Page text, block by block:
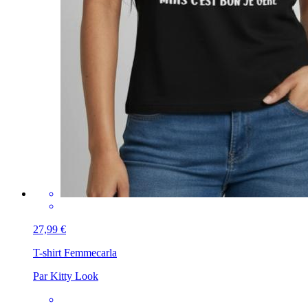
27,99 €
T-shirt Femmecarla
Par Kitty Look